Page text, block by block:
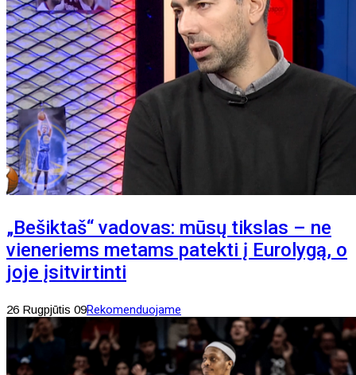
„Bešiktaš“ vadovas: mūsų tikslas – ne
vieneriems metams patekti į Eurolygą, o
joje įsitvirtinti
26 Rugpjūtis 09Rekomenduojame